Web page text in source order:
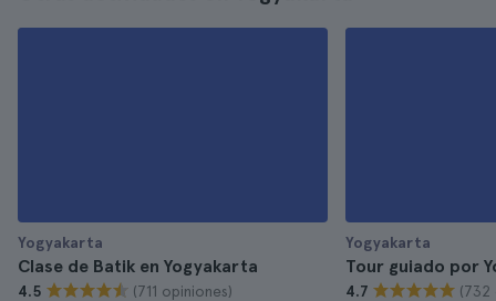
Yogyakarta
Clase de Batik en Yogyakarta
4.5 (711 opiniones)
Yogyakarta
Tour guiado por
4.7 (732